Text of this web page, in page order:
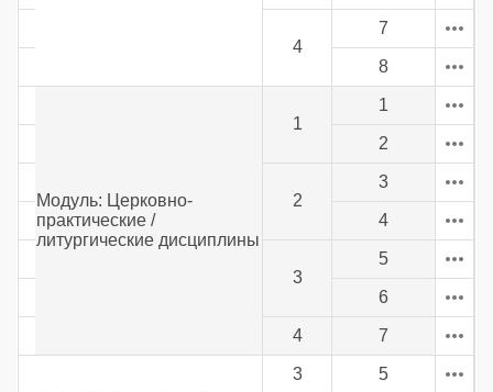
4
7
8
Модуль: Церковно-
практические /
литургические дисциплины
1
1
2
2
3
4
3
5
6
4 7
3 5